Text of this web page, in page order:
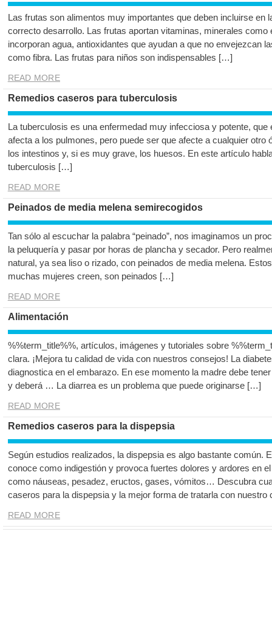
Las frutas son alimentos muy importantes que deben incluirse en
correcto desarrollo. Las frutas aportan vitaminas, minerales como
incorporan agua, antioxidantes que ayudan a que no envejezcan
como fibra. Las frutas para niños son indispensables […]
READ MORE
Remedios caseros para tuberculosis
La tuberculosis es una enfermedad muy infecciosa y potente,
afecta a los pulmones, pero puede ser que afecte a cualquier otro
los intestinos y, si es muy grave, los huesos. En este artículo
tuberculosis […]
READ MORE
Peinados de media melena semirecogidos
Tan sólo al escuchar la palabra “peinado”, nos imaginamos un
la peluquería y pasar por horas de plancha y secador. Pero
natural, ya sea liso o rizado, con peinados de media melena.
muchas mujeres creen, son peinados […]
READ MORE
Alimentación
%%term_title%%, artículos, imágenes y tutoriales sobre
clara. ¡Mejora tu calidad de vida con nuestros consejos! La
diagnostica en el embarazo. En ese momento la madre debe
y deberá … La diarrea es un problema que puede originarse […]
READ MORE
Remedios caseros para la dispepsia
Según estudios realizados, la dispepsia es algo bastante común.
conoce como indigestión y provoca fuertes dolores y ardores en
como náuseas, pesadez, eructos, gases, vómitos… Descubra
caseros para la dispepsia y la mejor forma de tratarla con
READ MORE